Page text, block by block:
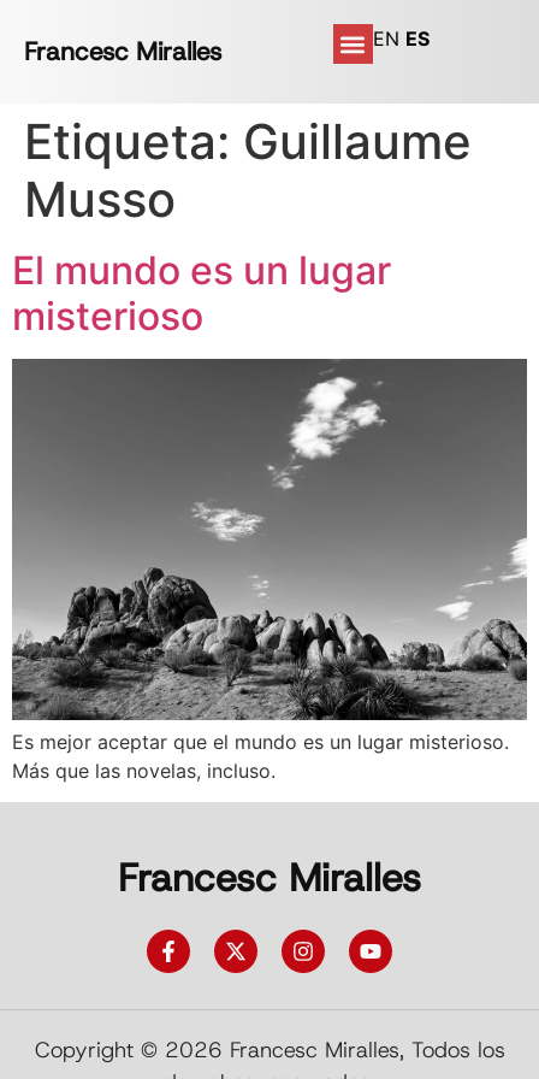
Francesc Miralles EN ES
Etiqueta: Guillaume
Musso
El mundo es un lugar
misterioso
Es mejor aceptar que el mundo es un lugar misterioso.
Más que las novelas, incluso.
Francesc Miralles
Copyright © 2026 Francesc Miralles, Todos los